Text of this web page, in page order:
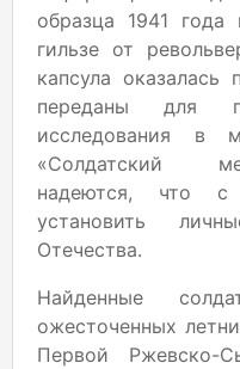
образца 1941 года
гильзе от
капсула оказалась
переданы для
исследования в
«Солдатский
надеются, что
установить
Отечества.
Найденные
ожесточенных
Первой Ржевско-